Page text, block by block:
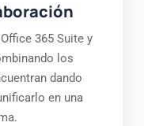
365 Suite y
los
dando
en una